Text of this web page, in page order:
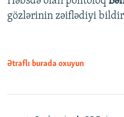
gözlərinin zəiflədiyi
Ətraflı burada oxuyun